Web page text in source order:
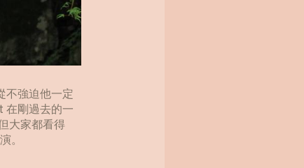
不強迫他一定
在剛過去的一
大家都看得
。